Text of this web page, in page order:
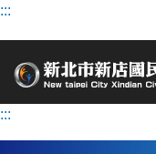
跳
容
:::
:::